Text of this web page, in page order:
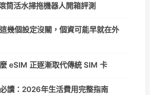
筒活水掃拖機器人開箱評測
幾個設定沒關，個資可能早就在外
eSIM 正逐漸取代傳統 SIM 卡
讀：2026年生活費用完整指南